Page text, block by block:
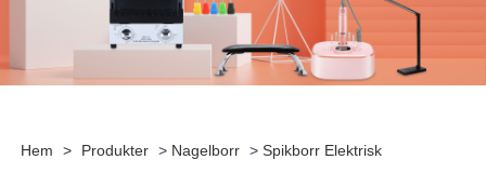
Hem > Produkter > Nagelborr > Spikborr Elektrisk